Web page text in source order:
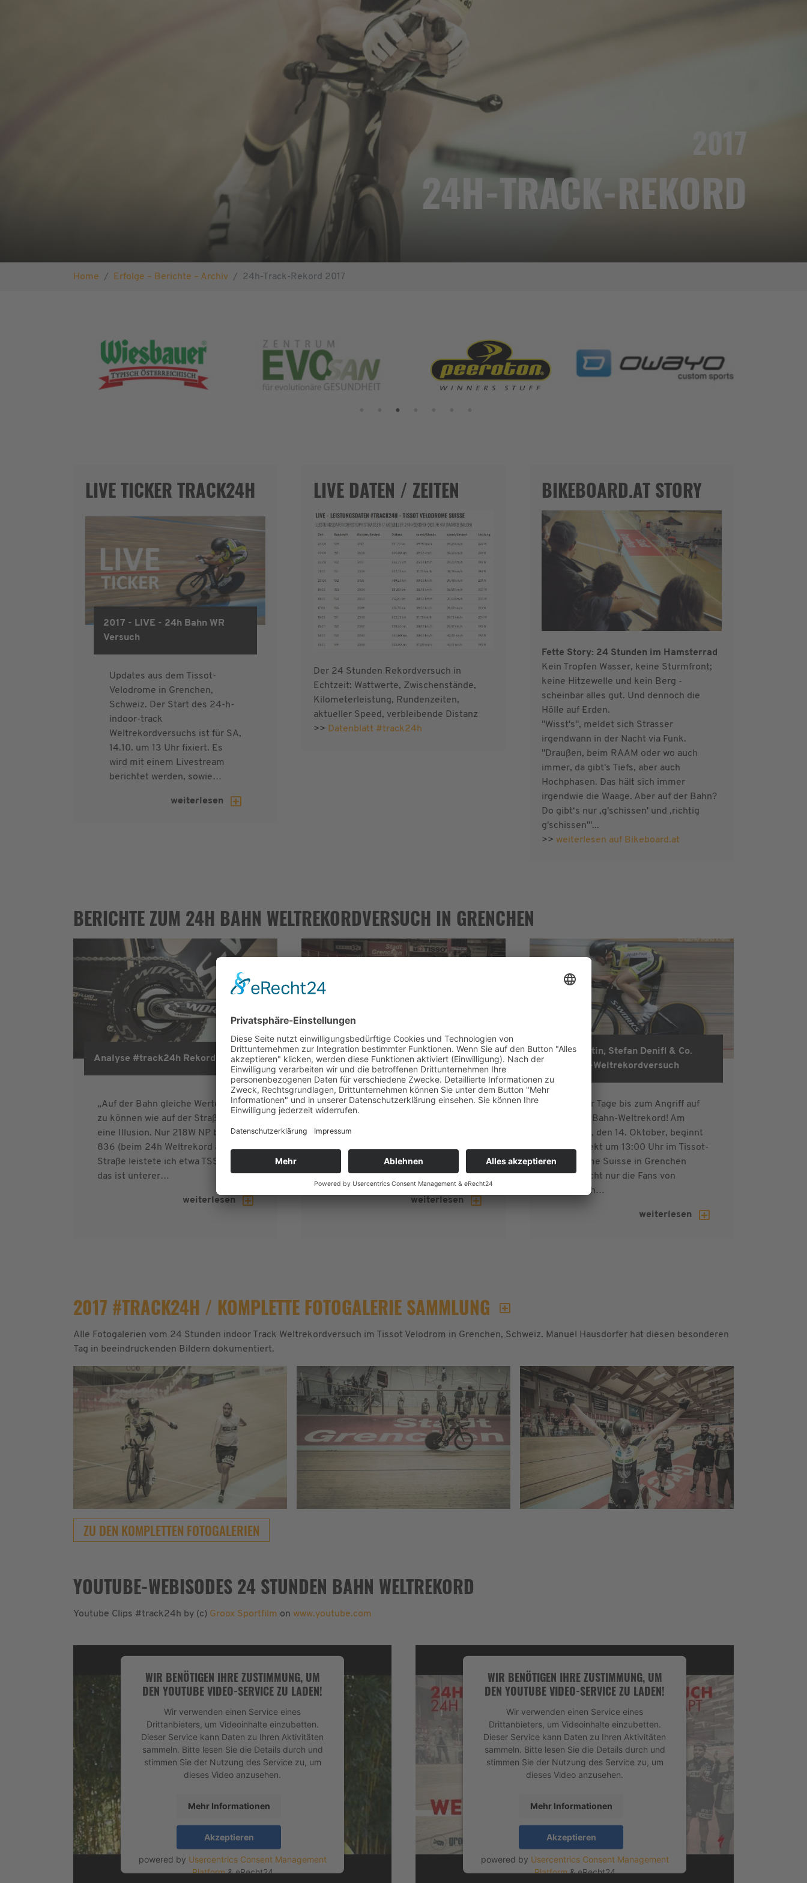
2017
24H-TRACK-REKORD
Home
Erfolge – Berichte – Archiv 24h-Track-Rekord 2017
LIVE TICKER TRACK24H
track24h 2017
2017 - LIVE - 24h Bahn WR
Versuch
Updates aus dem Tissot-
Velodrome in Grenchen,
Schweiz. Der Start des 24-h-
indoor-track
Weltrekordversuchs ist für SA,
14.10. um 13 Uhr fixiert. Es
wird mit einem Livestream
berichtet werden, sowie…
weiterlesen
LIVE DATEN / ZEITEN
Der 24 Stunden Rekordversuch in
Echtzeit: Wattwerte, Zwischenstände,
Kilometerleistung, Rundenzeiten,
aktueller Speed, verbleibende Distanz
>> Datenblatt #track24h
BIKEBOARD.AT STORY
Fette Story: 24 Stunden im Hamsterrad
Kein Tropfen Wasser, keine Sturmfront;
keine Hitzewelle und kein Berg -
scheinbar alles gut. Und dennoch die
Hölle auf Erden.
"Wisst's", meldet sich Strasser
irgendwann in der Nacht via Funk.
"Draußen, beim RAAM oder wo auch
immer, da gibt's Tiefs, aber auch
Hochphasen. Das hält sich immer
irgendwie die Waage. Aber auf der Bahn?
Do gibt‘s nur ‚g'schissen' und ‚richtig
g'schissen'"...
>> weiterlesen auf Bikeboard.at
BERICHTE ZUM 24H BAHN WELTREKORDVERSUCH IN GRENCHEN
track24h 2017
Analyse #track24h Rekord
„Auf der Bahn gleiche Werte fahren
zu können wie auf der Straße ist
eine Illusion. Nur 218W NP bei TSS
836 (beim 24h Weltrekord auf der
Straße leistete ich etwa TSS 1100),
das ist unterer…
weiterlesen
track24h 2017
Christoph setzt neuen 24h Bahn-
Rekord auf 941,8 Kilometer!
Sensationell, es ist vollbracht! Mit
Uhrwerks spulte Christoph Strasser
in den vergangenen 24 Stunden
3767 Runden mit 7534 Linkskurven
im „Tissot-Velodrome Suisse“ in…
weiterlesen
track24h 2017
Tony Martin, Stefan Denifl & Co.
zum 24h-Weltrekordversuch
Noch vier Tage bis zum Angriff auf
den 24h Bahn-Weltrekord! Am
Samstag, den 14. Oktober, beginnt
das Projekt um 13:00 Uhr im Tissot-
Velodrome Suisse in Grenchen
(SUI). Nicht nur die Fans von
Christoph…
weiterlesen
2017 #TRACK24H / KOMPLETTE FOTOGALERIE SAMMLUNG
Alle Fotogalerien vom 24 Stunden indoor Track Weltrekordversuch im Tissot Velodrom in Grenchen, Schweiz. Manuel Hausdorfer hat diesen besonderen
Tag in beeindruckenden Bildern dokumentiert.
ZU DEN KOMPLETTEN FOTOGALERIEN
YOUTUBE-WEBISODES 24 STUNDEN BAHN WELTREKORD
Youtube Clips #track24h by (c) Groox Sportfilm on www.youtube.com
WIR BENÖTIGEN IHRE ZUSTIMMUNG, UM
DEN YOUTUBE VIDEO-SERVICE ZU LADEN!
Wir verwenden einen Service eines
Drittanbieters, um Videoinhalte einzubetten.
Dieser Service kann Daten zu Ihren Aktivitäten
sammeln. Bitte lesen Sie die Details durch und
stimmen Sie der Nutzung des Service zu, um
dieses Video anzusehen.
Mehr Informationen
Akzeptieren
powered by Usercentrics Consent Management
Platform&eRecht24
WIR BENÖTIGEN IHRE ZUSTIMMUNG, UM
DEN YOUTUBE VIDEO-SERVICE ZU LADEN!
Wir verwenden einen Service eines
Drittanbieters, um Videoinhalte einzubetten.
Dieser Service kann Daten zu Ihren Aktivitäten
sammeln. Bitte lesen Sie die Details durch und
stimmen Sie der Nutzung des Service zu, um
dieses Video anzusehen.
Mehr Informationen
Akzeptieren
powered by Usercentrics Consent Management
Platform&eRecht24